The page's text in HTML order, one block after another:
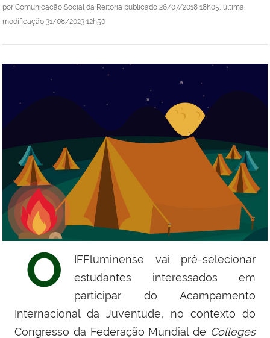
por Comunicação Social da Reitoria publicado 26/07/2018 18h05, última
modificação 31/08/2023 12h50
O
IFFluminense vai pré-selecionar
estudantes interessados em
participar do Acampamento
Internacional da Juventude, no contexto do
Congresso da Federação Mundial de Colleges